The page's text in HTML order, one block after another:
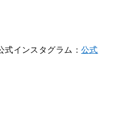
インスタグラム： 公式